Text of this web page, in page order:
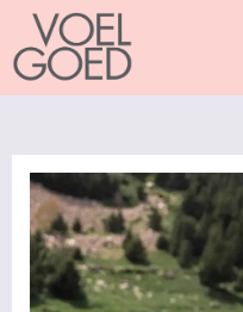
Skip
content